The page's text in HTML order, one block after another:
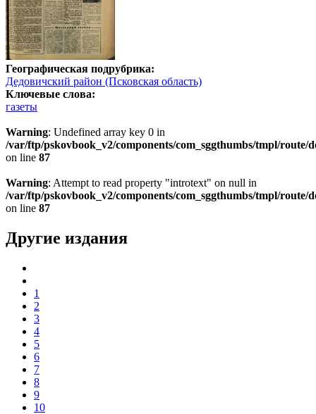
Географическая подрубрика:
Дедовичский район (Псковская область)
Ключевые слова:
газеты
Warning: Undefined array key 0 in
/var/ftp/pskovbook_v2/components/com_sggthumbs/tmpl/route/
on line 87
Warning: Attempt to read property "introtext" on null in
/var/ftp/pskovbook_v2/components/com_sggthumbs/tmpl/route/
on line 87
Другие издания
1
2
3
4
5
6
7
8
9
10